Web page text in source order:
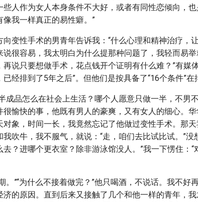
些人作为女人本身条件不大好，或者有同性恋倾向，也
像我一样真正的易性癖。”
向变性手术的男青年告诉我：“什么心理和精神治疗，
说很容易，我太明白为什么提那种问题了，我轻而易举
再说只要想做手术，花点钱开个证明有什么难？”有媒
经排到了5年之后”。但他们是按具备了“16个条件”在
成品怎么在社会上生活？哪个人愿意只做一半，不男
很愉快的事，他既有男人的豪爽，又有女人的细心。
对象，时间一长，我竟然忘记了他做过变性手术。那
吹牛，我不服气，就说：“走，咱们去比试比试。”没
去？进哪个更衣室？除非游泳馆没人。”我一下愣住：
。”“为什么不接着做完？”他只喝酒，不说话。我不好
济的原因。直到后来又接触了几个和他一样的青年，